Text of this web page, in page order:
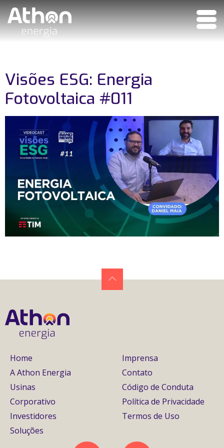
Visões ESG: Energia
Fotovoltaica #011
Home
A Athon Energia
Usinas
Corporativo
Investidores
Soluções
Imprensa
Contato
Código de Conduta
Política de Privacidade
Termos de Uso